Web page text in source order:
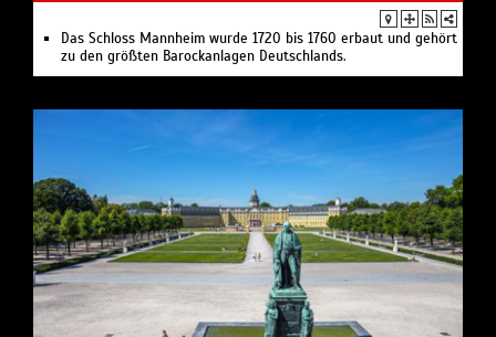
Das Schloss Mannheim wurde 1720 bis 1760 erbaut und gehört
zu den größten Barockanlagen Deutschlands.